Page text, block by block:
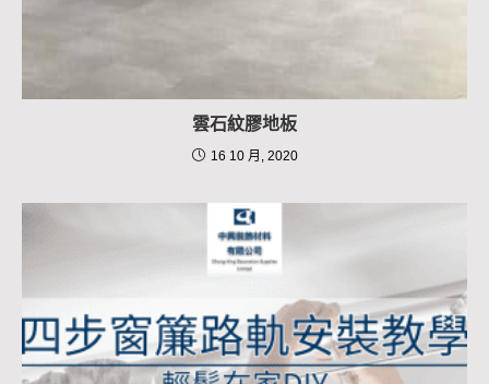
雲石紋膠地板
16 10 月, 2020